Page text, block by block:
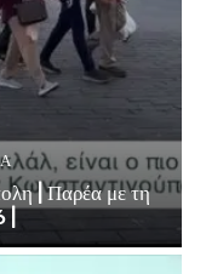
| Παρέα με τη